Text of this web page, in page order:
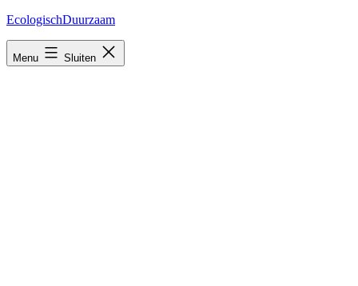
Ga
inhoud
EcologischDuurzaam
Menu Sluiten